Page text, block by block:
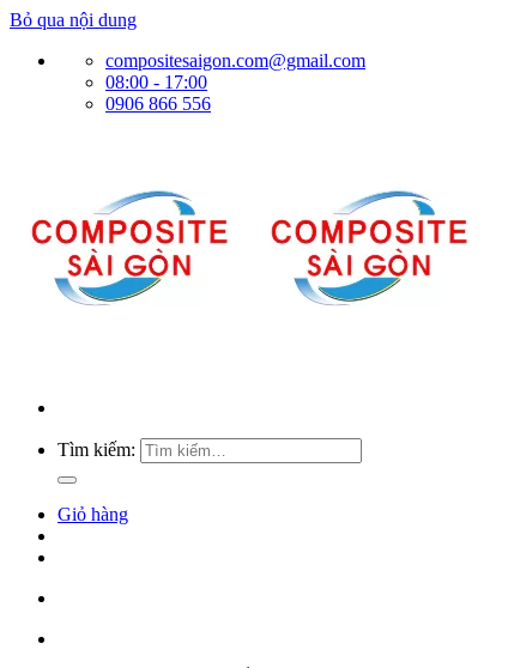
Bỏ qua nội dung
compositesaigon.com@gmail.com
08:00 - 17:00
0906 866 556
Tìm kiếm:
Giỏ hàng